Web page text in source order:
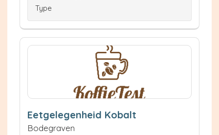
Type
Eetgelegenheid Kobalt
Bodegraven